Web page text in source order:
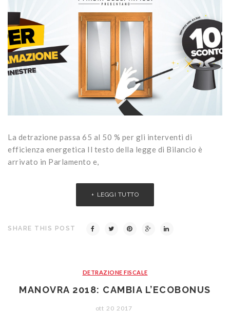
La detrazione passa 65 al 50 % per gli interventi di
efficienza energetica Il testo della legge di Bilancio è
arrivato in Parlamento e,
LEGGI TUTTO
SHARE THIS POST
DETRAZIONE FISCALE
MANOVRA 2018: CAMBIA L’ECOBONUS
ott 20 2017